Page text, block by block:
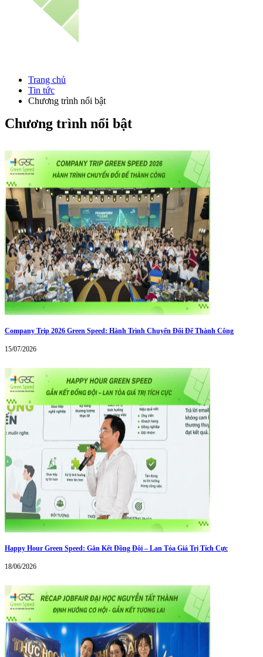
Trang chủ
Tin tức
Chương trình nổi bật
Chương trình nổi bật
Company Trip 2026 Green Speed: Hành Trình Chuyển Đổi Để Thành Công
15/07/2026
Happy Hour Green Speed: Gắn Kết Đồng Đội – Lan Tỏa Giá Trị Tích Cực
18/06/2026